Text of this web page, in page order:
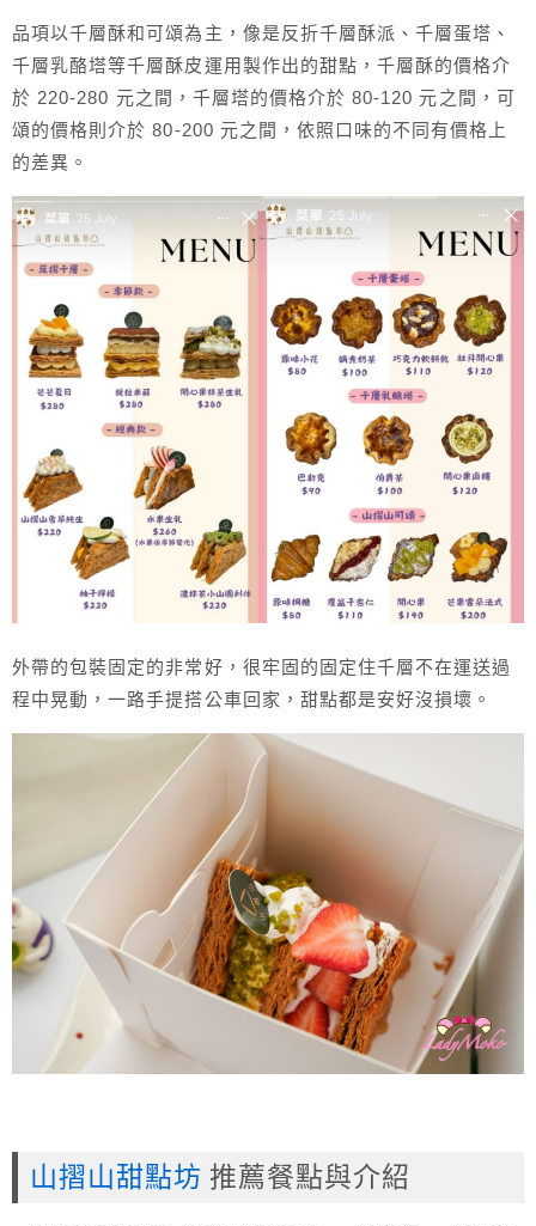
品項以千層酥和可頌為主，像是反折千層酥派、千層蛋塔、
千層乳酪塔等千層酥皮運用製作出的甜點，千層酥的價格介
於 220-280 元之間，千層塔的價格介於 80-120 元之間，可
頌的價格則介於 80-200 元之間，依照口味的不同有價格上
的差異。
外帶的包裝固定的非常好，很牢固的固定住千層不在運送過
程中晃動，一路手提搭公車回家，甜點都是安好沒損壞。
山摺山甜點坊 推薦餐點與介紹